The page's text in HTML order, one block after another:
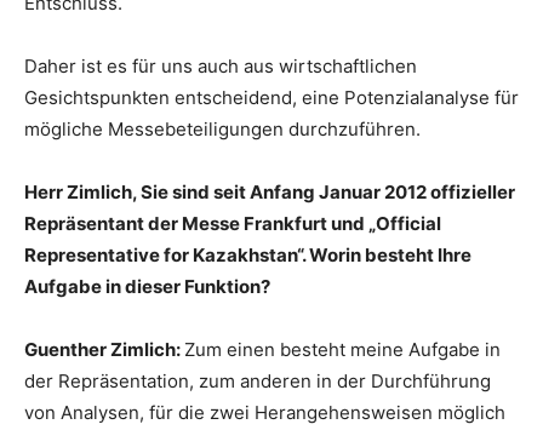
Daher ist es für uns auch aus wirtschaftlichen
Gesichtspunkten entscheidend, eine Potenzialanalyse für
mögliche Messebeteiligungen durchzuführen.
Herr Zimlich, Sie sind seit Anfang Januar 2012 offizieller
Repräsentant der Messe Frankfurt und „Official
Representative for Kazakhstan“. Worin besteht Ihre
Aufgabe in dieser Funktion?
Guenther Zimlich: Zum einen besteht meine Aufgabe in
der Repräsentation, zum anderen in der Durchführung
von Analysen, für die zwei Herangehensweisen möglich